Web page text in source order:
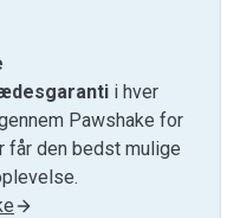
i hver
Pawshake for
får den bedst mulige